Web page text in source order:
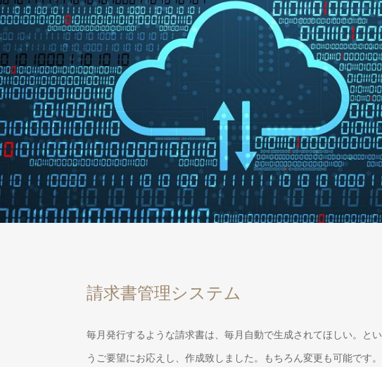
請求書管理システム
毎月発行するような請求書は、毎月自動で生成されてほしい。とい
うご要望にお応えし、作成致しました。もちろん変更も可能です。